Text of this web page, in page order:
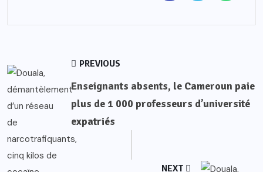
PREVIOUS
Enseignants absents, le Cameroun paie
plus de 1 000 professeurs d’université
expatriés
NEXT